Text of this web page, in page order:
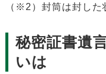
（※2）封筒は封した
秘密証書遺
いは